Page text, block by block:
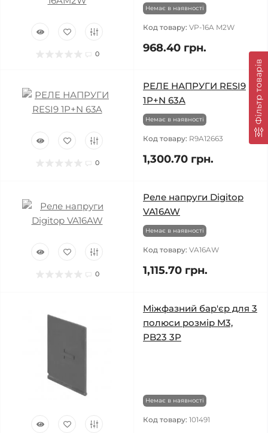
Фільтр товарів
0
Немає в наявності
Код товару: VP-16A M2W
968.40 грн.
0
РЕЛЕ НАПРУГИ RESI9
1P+N 63A
Немає в наявності
Код товару: R9A12663
1,300.70 грн.
0
Реле напруги Digitop
VA16AW
Немає в наявності
Код товару: VA16AW
1,115.70 грн.
Міжфазний бар'єр для 3
полюси розмір M3,
PB23 3P
Немає в наявності
Код товару: 101491